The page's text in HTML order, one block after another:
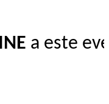
a este